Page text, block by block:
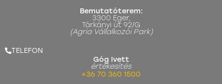
Bemutatóterem:
3300 Eger,
Tárkányi út 92/G
(Agria Vállalkozói Park)
TELEFON
Góg Ivett
értékesítés
+36 70 360 1500